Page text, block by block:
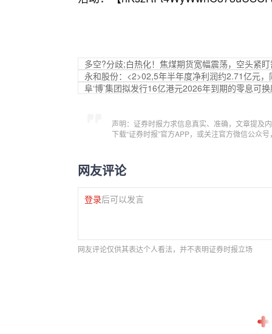
多空?分歧;白热化！焦煤期货宽幅震荡，空头紧
永和股份：<2>02,5年半年度净利润约2.71亿元
阜‘博’集团拟发行16亿港元2026年到期的零息可
声明：证券时报力求信息真实、准确，文章提及
下载“证券时报”官方APP，或关注官方微信公众
网友评论
登录后可以发言
网友评论仅供其表达个人看法，并不表明证券时报立场